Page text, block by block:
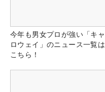
今年も男女プロが強い「キャ
ロウェイ」のニュース一覧は
こちら！